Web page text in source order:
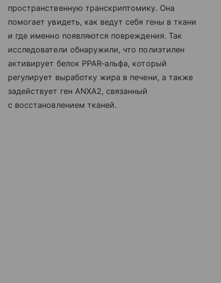
пространственную транскриптомику. Она
помогает увидеть, как ведут себя гены в ткани
и где именно появляются повреждения. Так
исследователи обнаружили, что полиэтилен
активирует белок PPAR‑альфа, который
регулирует выработку жира в печени, а также
задействует ген ANXA2, связанный
с восстановлением тканей.